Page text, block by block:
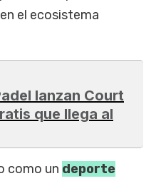
el ecosistema
lanzan Court
que llega al
como un deporte